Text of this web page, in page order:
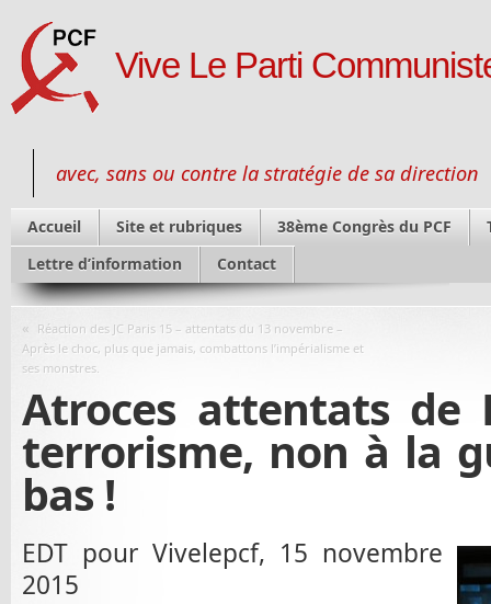
Vive Le Parti
avec, sans ou contre la stratégie de sa direction
Accueil Site et rubriques 38ème Congrès du PCF
Lettre d’information
Contact
« Réaction des JC Paris 15 – attentats du 13 novembre –
Après le choc, plus que jamais, combattons l’impérialisme et
ses monstres.
Atroces attentats de
terrorisme, non à la
bas !
EDT pour Vivelepcf, 15 novembre
2015